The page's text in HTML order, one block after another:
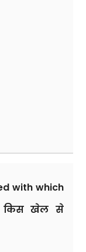
with which
किस खेल से